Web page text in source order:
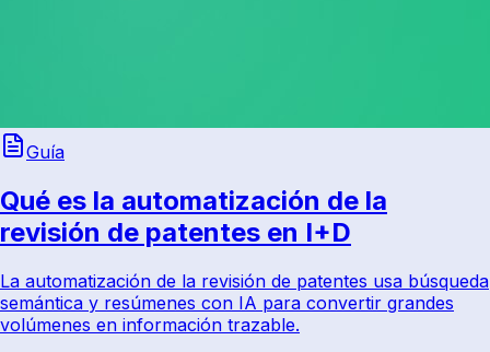
Guía
Qué es la automatización de la
revisión de patentes en I+D
La automatización de la revisión de patentes usa búsqueda
semántica y resúmenes con IA para convertir grandes
volúmenes en información trazable.